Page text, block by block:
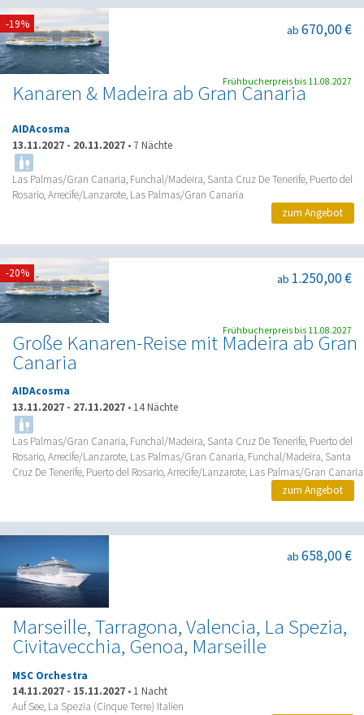
Kanaren & Madeira ab Gran Canaria
ab 670,00 €
AIDAcosma
13.11.2027 - 20.11.2027 • 7 Nächte
Las Palmas/Gran Canaria, Funchal/Madeira, Santa Cruz De Tenerife, Puerto del
Rosario, Arrecife/Lanzarote, Las Palmas/Gran Canaria
-19%
Frühbucherpreis bis 11.08.2027
zum Angebot
Große Kanaren-Reise mit Madeira ab Gran
Canaria
ab 1.250,00 €
AIDAcosma
13.11.2027 - 27.11.2027 • 14 Nächte
Las Palmas/Gran Canaria, Funchal/Madeira, Santa Cruz De Tenerife, Puerto del
Rosario, Arrecife/Lanzarote, Las Palmas/Gran Canaria, Funchal/Madeira, Santa
Cruz De Tenerife, Puerto del Rosario, Arrecife/Lanzarote, Las Palmas/Gran Canaria
-20%
Frühbucherpreis bis 11.08.2027
zum Angebot
Marseille, Tarragona, Valencia, La Spezia,
Civitavecchia, Genoa, Marseille
ab 658,00 €
MSC Orchestra
14.11.2027 - 15.11.2027 • 1 Nacht
Auf See, La Spezia (Cinque Terre) Italien